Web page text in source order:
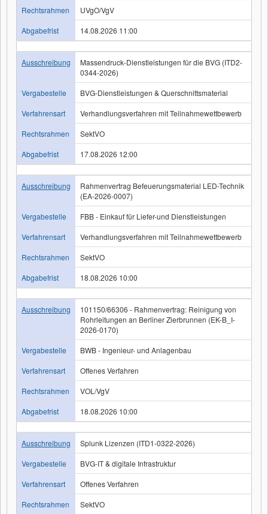
Rechtsrahmen
UVgO/VgV
Abgabefrist
14.08.2026 11:00
Ausschreibung
Massendruck-Dienstleistungen für die BVG (ITD2-
0344-2026)
Vergabestelle
BVG-Dienstleistungen & Querschnittsmaterial
Verfahrensart
Verhandlungsverfahren mit Teilnahmewettbewerb
Rechtsrahmen
SektVO
Abgabefrist
17.08.2026 12:00
Ausschreibung
Rahmenvertrag Befeuerungsmaterial LED-Technik
(EA-2026-0007)
Vergabestelle
FBB - Einkauf für Liefer-und Dienstleistungen
Verfahrensart
Verhandlungsverfahren mit Teilnahmewettbewerb
Rechtsrahmen
SektVO
Abgabefrist
18.08.2026 10:00
Ausschreibung
101150/66306 - Rahmenvertrag: Reinigung von
Rohrleitungen an Berliner Zierbrunnen (EK-B_I-
2026-0170)
Vergabestelle
BWB - Ingenieur- und Anlagenbau
Verfahrensart
Offenes Verfahren
Rechtsrahmen
VOL/VgV
Abgabefrist
18.08.2026 10:00
Ausschreibung
Splunk Lizenzen (ITD1-0322-2026)
Vergabestelle
BVG-IT & digitale Infrastruktur
Verfahrensart
Offenes Verfahren
Rechtsrahmen
SektVO